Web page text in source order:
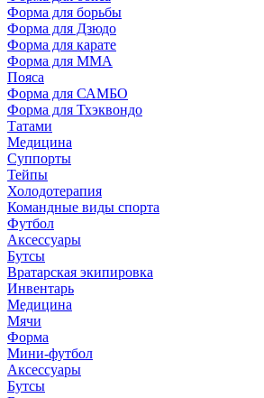
Форма для борьбы
Форма для Дзюдо
Форма для карате
Форма для MMA
Пояса
Форма для САМБО
Форма для Тхэквондо
Татами
Медицина
Суппорты
Тейпы
Холодотерапия
Командные виды спорта
Футбол
Аксессуары
Бутсы
Вратарская экипировка
Инвентарь
Медицина
Мячи
Форма
Мини-футбол
Аксессуары
Бутсы